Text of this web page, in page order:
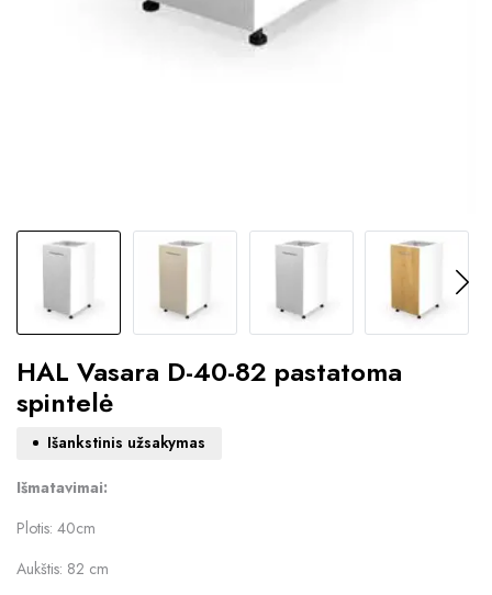
HAL Vasara D-40-82 pastatoma
spintelė
Išankstinis užsakymas
Išmatavimai:
Plotis: 40cm
Aukštis: 82 cm